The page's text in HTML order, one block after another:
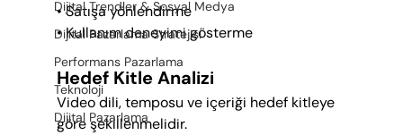
Dijital Trendler & Sosyal Medya
Dijital Pazarlama Stratejisi
Performans Pazarlama
Teknoloji
Dijital Pazarlama
• Satışa yönlendirme
• Kullanım deneyimi gösterme
Hedef Kitle Analizi
Video dili, temposu ve içeriği hedef kitleye
göre şekillenmelidir.